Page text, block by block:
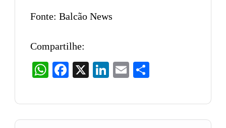
Fonte: Balcão News
Compartilhe:
WhatsAppFacebook LinkedIn
Email